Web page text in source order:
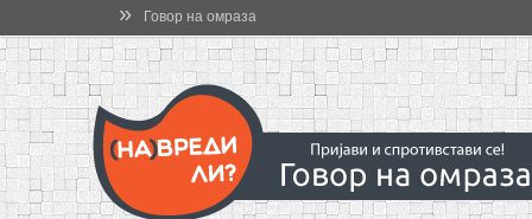
» Говор на омраза